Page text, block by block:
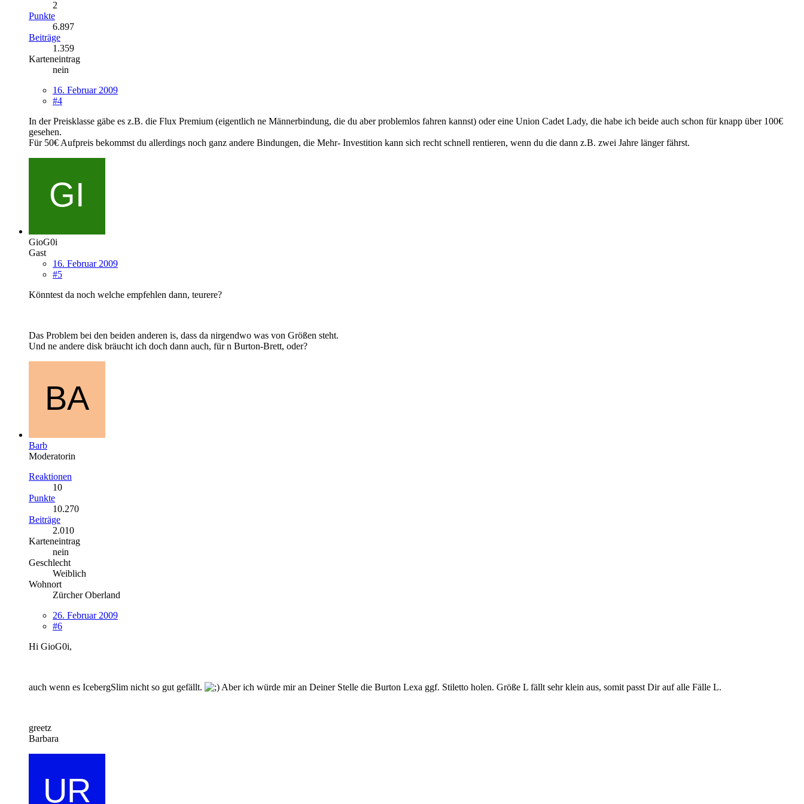
2
Punkte
6.897
Beiträge
1.359
Karteneintrag
nein
16. Februar 2009
#4
In der Preisklasse gäbe es z.B. die Flux Premium (eigentlich ne Männerbindung, die du aber problemlos fahren kannst) oder eine Union Cadet Lady, die habe ich beide auch schon für knapp über 100€
gesehen.
Für 50€ Aufpreis bekommst du allerdings noch ganz andere Bindungen, die Mehr- Investition kann sich recht schnell rentieren, wenn du die dann z.B. zwei Jahre länger fährst.
GioG0i
Gast
16. Februar 2009
#5
Könntest da noch welche empfehlen dann, teurere?
Das Problem bei den beiden anderen is, dass da nirgendwo was von Größen steht.
Und ne andere disk bräucht ich doch dann auch, für n Burton-Brett, oder?
Barb
Moderatorin
Reaktionen
10
Punkte
10.270
Beiträge
2.010
Karteneintrag
nein
Geschlecht
Weiblich
Wohnort
Zürcher Oberland
26. Februar 2009
#6
Hi GioG0i,
auch wenn es IcebergSlim nicht so gut gefällt. Aber ich würde mir an Deiner Stelle die Burton Lexa ggf. Stiletto holen. Größe L fällt sehr klein aus, somit passt Dir auf alle Fälle L.
greetz
Barbara